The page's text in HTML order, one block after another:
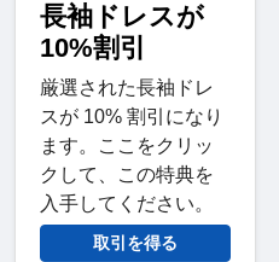
長袖ドレスが
10%割引
厳選された長袖ドレ
スが 10% 割引になり
ます。ここをクリッ
クして、この特典を
入手してください。
取引を得る